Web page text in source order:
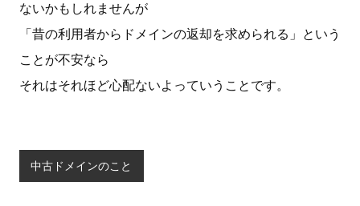
ないかもしれませんが
「昔の利用者からドメインの返却を求められる」という
ことが不安なら
それはそれほど心配ないよっていうことです。
中古ドメインのこと